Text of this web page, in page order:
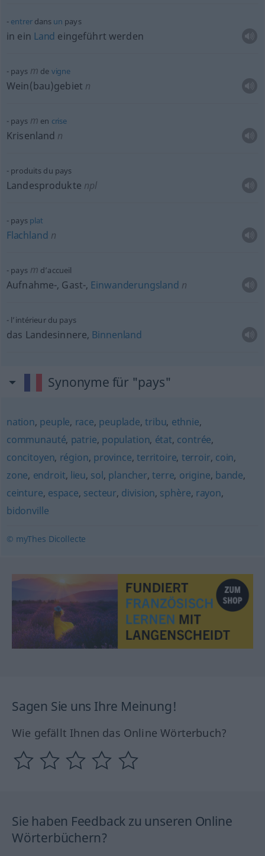
entrerdans un pays
in ein Land eingeführt werden
paysm de vigne
Wein(bau)gebiet n
paysm en crise
Krisenland n
produits du pays
Landesprodukte npl
pays plat
Flachland n
paysm d’accueil
Aufnahme-, Gast-, Einwanderungsland n
l’intérieur du pays
das Landesinnere, Binnenland
Synonyme für "pays"
nation, peuple, race, peuplade,tribu, ethnie,
communauté, patrie, population, état, contrée,
concitoyen, région, province, territoire, terroir, coin,
zone, endroit, lieu, sol, plancher,terre, origine, bande,
ceinture, espace, secteur, division, sphère, rayon,
bidonville
© myThes Dicollecte
Sagen Sie uns Ihre Meinung!
Wie gefällt Ihnen das Online Wörterbuch?
Sie haben Feedback zu unseren Online
Wörterbüchern?